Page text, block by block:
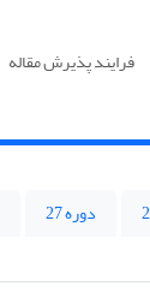
فرایند پذیرش مقاله
دوره 27